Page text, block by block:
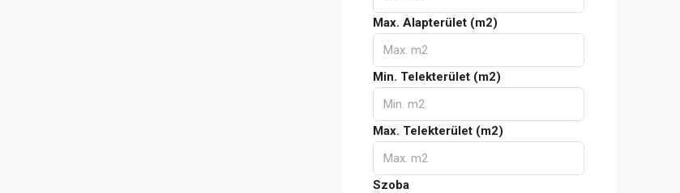
Max. Alapterület (m2)
Min. Telekterület (m2)
Max. Telekterület (m2)
Szoba